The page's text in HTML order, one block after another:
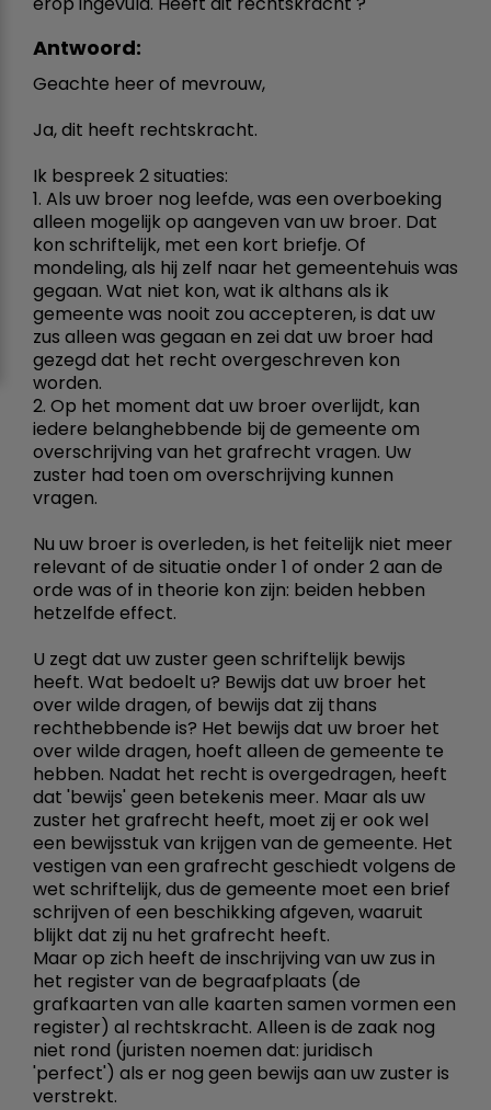
Antwoord:
Geachte heer of mevrouw,
Ja, dit heeft rechtskracht.
Ik bespreek 2 situaties:
1. Als uw broer nog leefde, was een overboeking
alleen mogelijk op aangeven van uw broer. Dat
kon schriftelijk, met een kort briefje. Of
mondeling, als hij zelf naar het gemeentehuis was
gegaan. Wat niet kon, wat ik althans als ik
gemeente was nooit zou accepteren, is dat uw
zus alleen was gegaan en zei dat uw broer had
gezegd dat het recht overgeschreven kon
worden.
2. Op het moment dat uw broer overlijdt, kan
iedere belanghebbende bij de gemeente om
overschrijving van het grafrecht vragen. Uw
zuster had toen om overschrijving kunnen
vragen.
Nu uw broer is overleden, is het feitelijk niet meer
relevant of de situatie onder 1 of onder 2 aan de
orde was of in theorie kon zijn: beiden hebben
hetzelfde effect.
U zegt dat uw zuster geen schriftelijk bewijs
heeft. Wat bedoelt u? Bewijs dat uw broer het
over wilde dragen, of bewijs dat zij thans
rechthebbende is? Het bewijs dat uw broer het
over wilde dragen, hoeft alleen de gemeente te
hebben. Nadat het recht is overgedragen, heeft
dat 'bewijs' geen betekenis meer. Maar als uw
zuster het grafrecht heeft, moet zij er ook wel
een bewijsstuk van krijgen van de gemeente. Het
vestigen van een grafrecht geschiedt volgens de
wet schriftelijk, dus de gemeente moet een brief
schrijven of een beschikking afgeven, waaruit
blijkt dat zij nu het grafrecht heeft.
Maar op zich heeft de inschrijving van uw zus in
het register van de begraafplaats (de
grafkaarten van alle kaarten samen vormen een
register) al rechtskracht. Alleen is de zaak nog
niet rond (juristen noemen dat: juridisch
'perfect') als er nog geen bewijs aan uw zuster is
verstrekt.